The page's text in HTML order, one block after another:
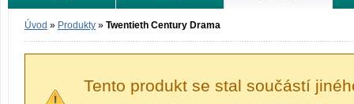
Vyhledávání Tutoriály
Úvod » Produkty » Twentieth Century Drama
Tento produkt se stal součástí